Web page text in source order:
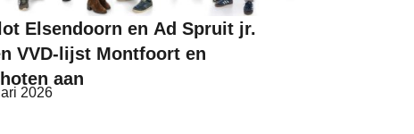
Elsendoorn en Ad Spruit jr.
VVD-lijst Montfoort en
aan
2026